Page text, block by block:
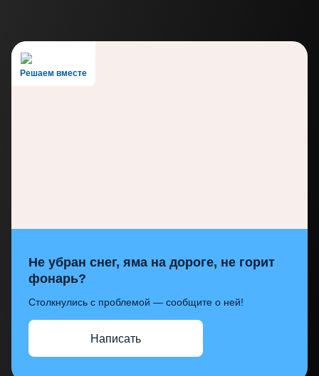
Решаем вместе
Не убран снег, яма на дороге, не горит
фонарь?
Столкнулись с проблемой — сообщите о ней!
Написать